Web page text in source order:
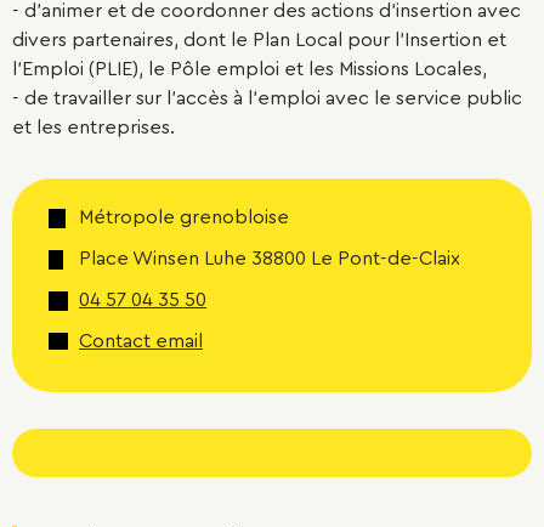
- d’animer et de coordonner des actions d’insertion avec
divers partenaires, dont le Plan Local pour l’Insertion et
l’Emploi (PLIE), le Pôle emploi et les Missions Locales,
- de travailler sur l’accès à l’emploi avec le service public
et les entreprises.
Métropole grenobloise
Place Winsen Luhe 38800 Le Pont-de-Claix
04 57 04 35 50
Contact email